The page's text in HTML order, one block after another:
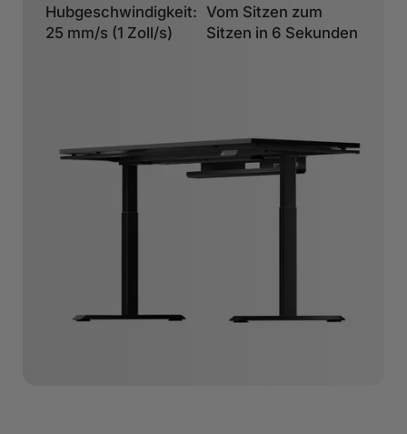
Hubgeschwindigkeit:
25 mm/s (1 Zoll/s)
Vom Sitzen zum
Sitzen in 6 Sekunden